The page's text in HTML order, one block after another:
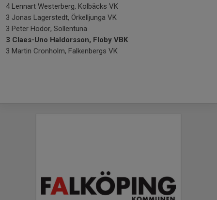
4 Lennart Westerberg, Kolbäcks VK
3 Jonas Lagerstedt, Örkelljunga VK
3 Peter Hodor, Sollentuna
3 Claes-Uno Haldorsson, Floby VBK
3 Martin Cronholm, Falkenbergs VK